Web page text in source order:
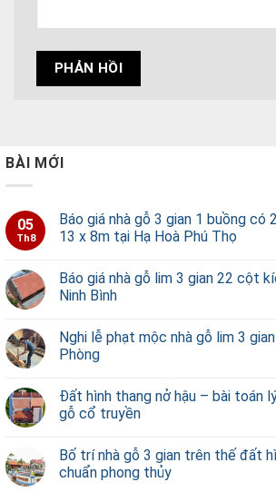
BÀI MỚI
05
Th8
Báo giá nhà gỗ 3 gian 1 buồng
13 x 8m tại Hạ Hoà Phú Thọ
Báo giá nhà gỗ lim 3 gian 22 cột
Ninh Bình
Nghi lễ phạt mộc nhà gỗ lim 3
Phòng
Đất hình thang nở hậu – bài toán
gỗ cổ truyền
Bố trí nhà gỗ 3 gian trên thế đất
chuẩn phong thủy